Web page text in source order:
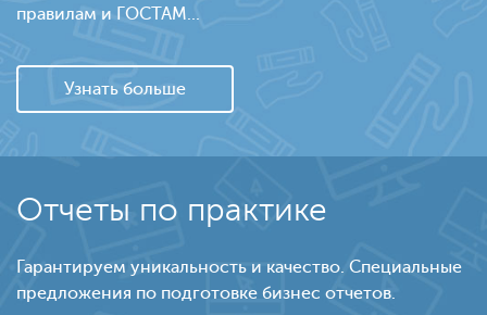
правилам и ГОСТАМ...
Узнать больше
Отчеты по практике
Гарантируем уникальность и качество. Специальные
предложения по подготовке бизнес отчетов.